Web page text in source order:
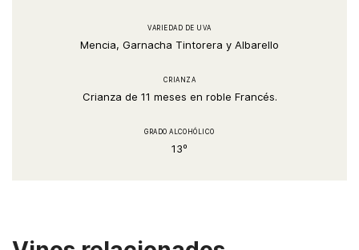
VARIEDAD DE UVA
Mencia, Garnacha Tintorera y Albarello
CRIANZA
Crianza de 11 meses en roble Francés.
GRADO ALCOHÓLICO
13º